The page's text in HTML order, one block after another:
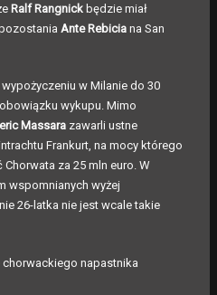
Ralf Rangnick będzie miał
Ante Rebicia na San
w Milanie do 30
wykupu. Mimo
Massara zawarli ustne
Frankurt, na mocy którego
za 25 mln euro. W
wspomnianych wyżej
26-latka nie jest wcale takie
napastnika